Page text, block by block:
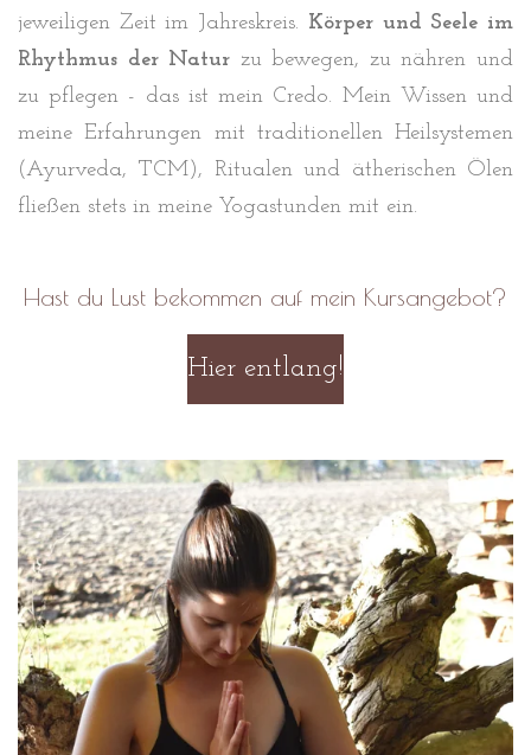
jeweiligen Zeit im Jahreskreis. Körper und Seele im
Rhythmus der Natur zu bewegen, zu nähren und
zu pflegen - das ist mein Credo. Mein Wissen und
meine Erfahrungen mit traditionellen Heilsystemen
(Ayurveda, TCM), Ritualen und ätherischen Ölen
fließen stets in meine Yogastunden mit ein.
Hast du Lust bekommen auf mein Kursangebot?
Hier entlang!